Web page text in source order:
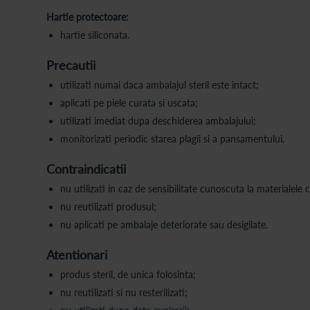
Hartie protectoare:
hartie siliconata.
Precautii
utilizati numai daca ambalajul steril este intact;
aplicati pe piele curata si uscata;
utilizati imediat dupa deschiderea ambalajului;
monitorizati periodic starea plagii si a pansamentului.
Contraindicatii
nu utilizati in caz de sensibilitate cunoscuta la materialele
nu reutilizati produsul;
nu aplicati pe ambalaje deteriorate sau desigilate.
Atentionari
produs steril, de unica folosinta;
nu reutilizati si nu resterilizati;